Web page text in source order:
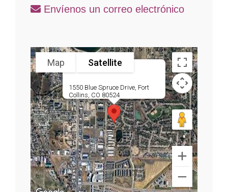
Envíenos un correo electrónico
1550 Blue Spruce Drive, Fort
Collins, CO 80524
Map Satellite